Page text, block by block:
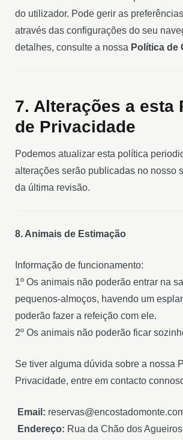
do utilizador. Pode gerir as
através das configurações do seu
detalhes, consulte a nossa Política de
7. Alterações a esta
de Privacidade
Podemos atualizar esta política
alterações serão publicadas no nosso
da última revisão.
8. Animais de Estimação
Informação de funcionamento:
1º Os animais não poderão entrar na
pequenos-almoços, havendo um
poderão fazer a refeição com ele.
2º Os animais não poderão ficar
Se tiver alguma dúvida sobre a nossa
Privacidade, entre em contacto
Email:
Endereço: Rua da Chão dos